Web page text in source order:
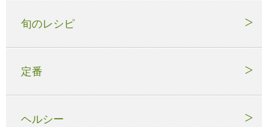
旬のレシピ
定番
ヘルシー